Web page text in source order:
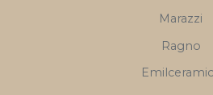
Marazzi
Ragno